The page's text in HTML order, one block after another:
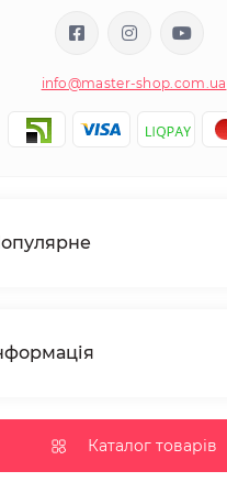
info@master-shop.com.ua
та стерилізація
та оплата
Каталог товарів